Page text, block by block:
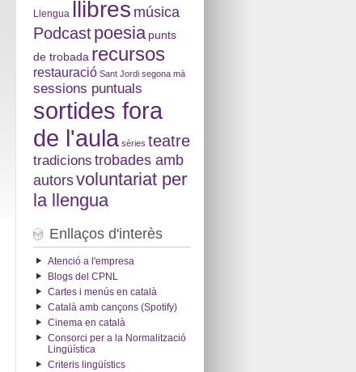
Llengua llibres música
Podcast poesia punts
de trobada recursos
restauració Sant Jordi segona mà
sessions puntuals
sortides fora
de l'aula sèries teatre
tradicions trobades amb
autorsvoluntariat per
la llengua
Enllaços d'interès
Atenció a l'empresa
Blogs del CPNL
Cartes i menús en català
Català amb cançons (Spotify)
Cinema en català
Consorci per a la Normalització
Lingüística
Criteris lingüístics